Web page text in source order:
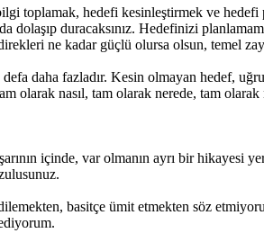
toplamak, hedefi kesinleştirmek ve
dolaşıp duracaksınız. Hedefinizi
ne kadar güçlü olursa olsun, temel
daha fazladır. Kesin olmayan hedef,
olarak nasıl, tam olarak nerede, tam
içinde, var olmanın ayrı bir hikayesi
basitçe ümit etmekten söz